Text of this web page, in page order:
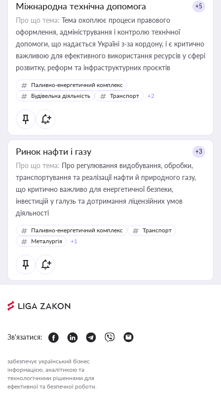
Міжнародна технічна допомога +5
Про що тема: Тема охоплює процеси правового
оформлення, адміністрування і контролю технічної
допомоги, що надається Україні з-за кордону, і є критично
важливою для ефективного використання ресурсів у сфері
розвитку, реформ та інфраструктурних проєктів
Паливно-енергетичний комплекс
Будівельна діяльність
Транспорт +2
Ринок нафти і газу +3
Про що тема: Про регулювання видобування, обробки,
транспортування та реалізації нафти й природного газу,
що критично важливо для енергетичної безпеки,
інвестицій у галузь та дотримання ліцензійних умов
діяльності
Паливно-енергетичний комплекс
Транспорт
Металургія
+1
Зв'язатися:
забезпечує український бізнес
інформацією, аналітикою та
технологічними рішеннями для
ефективної та безпечної роботи.